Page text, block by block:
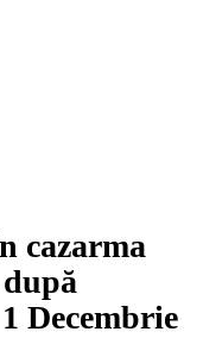
cazarma
Decembrie